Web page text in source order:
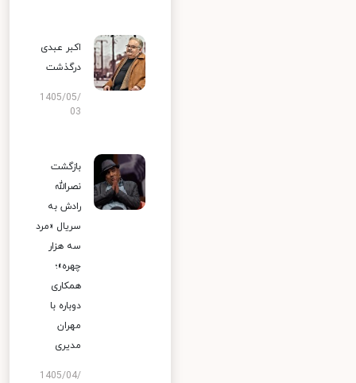
اکبر عبدی
درگذشت
1405/05/
03
بازگشت
نصرالله
رادش به
سریال «مرد
سه هزار
چهره»؛
همکاری
دوباره با
مهران
مدیری
1405/04/